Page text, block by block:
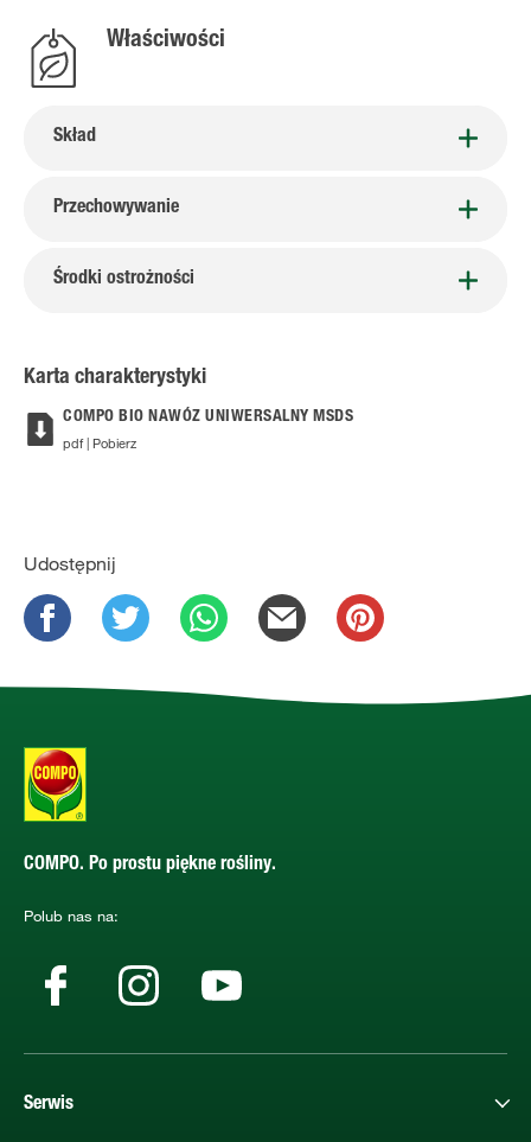
Właściwości
Skład
Przechowywanie
Środki ostrożności
Karta charakterystyki
COMPO BIO NAWÓZ UNIWERSALNY MSDS
pdf | Pobierz
Udostępnij
COMPO. Po prostu piękne rośliny.
Polub nas na:
Serwis